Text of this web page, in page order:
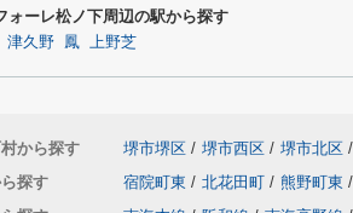
ォーレ松ノ下周辺の駅から探す
津久野 鳳 上野芝
から探す 堺市堺区 / 堺市西区 / 堺市北区 /
探す
宿院町東 / 北花田町 / 熊野町東 /